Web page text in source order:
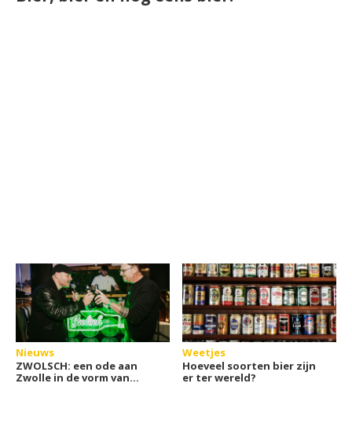
Nieuws
ZWOLSCH: een ode aan
Zwolle in de vorm van
Weetjes
Hoeveel soorten bier zijn
er ter wereld?